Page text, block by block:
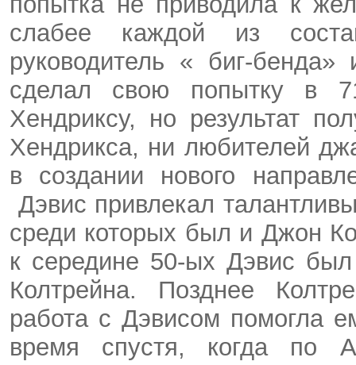
слабее каждой из
руководитель « биг-бенда»
сделал свою попытку в
Хендриксу, но результат
Хендрикса, ни любителей
в создании нового
Дэвис привлекал
среди которых был и Джон
к середине 50-ых Дэвис был
Колтрейна. Позднее
работа с Дэвисом помогла
время спустя, когда по